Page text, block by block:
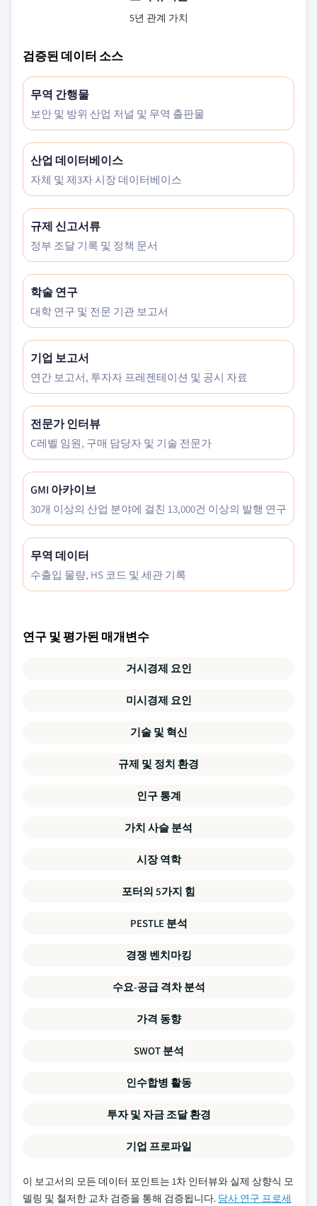
5년 관계 가치
검증된 데이터 소스
무역 간행물
보안 및 방위 산업 저널 및 무역 출판물
산업 데이터베이스
자체 및 제3자 시장 데이터베이스
규제 신고서류
정부 조달 기록 및 정책 문서
학술 연구
대학 연구 및 전문 기관 보고서
기업 보고서
연간 보고서, 투자자 프레젠테이션 및 공시 자료
전문가 인터뷰
C레벨 임원, 구매 담당자 및 기술 전문가
GMI 아카이브
30개 이상의 산업 분야에 걸친 13,000건 이상의 발행 연구
무역 데이터
수출입 물량, HS 코드 및 세관 기록
연구 및 평가된 매개변수
거시경제 요인
미시경제 요인
기술 및 혁신
규제 및 정치 환경
인구 통계
가치 사슬 분석
시장 역학
포터의 5가지 힘
PESTLE 분석
경쟁 벤치마킹
수요-공급 격차 분석
가격 동향
SWOT 분석
인수합병 활동
투자 및 자금 조달 환경
기업 프로파일
이 보고서의 모든 데이터 포인트는 1차 인터뷰와 실제 상향식 모
델링 및 철저한 교차 검증을 통해 검증됩니다. 당사 연구 프로세